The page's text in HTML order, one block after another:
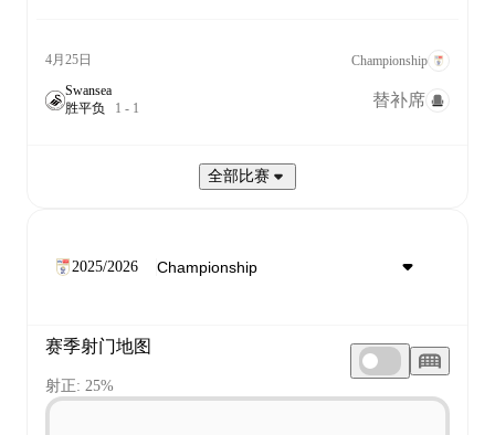
4月25日
Championship
Swansea
胜平负 1 - 1 替补席
全部比赛
2025/2026
赛季射门地图
射正: 25%